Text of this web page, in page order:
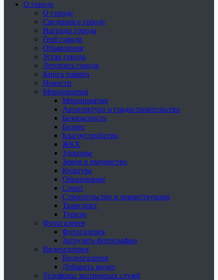
О городе
О городе
Сведения о городе
Награды города
Герб города
Объявления
Устав города
Летопись города
Книга памяти
Новости
Мероприятия
Мероприятия
Архитектура и градостроительство
Безопасность
Бизнес
Благоустройство
ЖКХ
Здоровье
Земля и имущество
Культура
Образование
Спорт
Строительство и реконструкция
Транспорт
Туризм
Фотогалерея
Фотогалерея
Загрузить фотографии
Видеогалерея
Видеогалерея
Добавить видео
Телефоны экстренных служб